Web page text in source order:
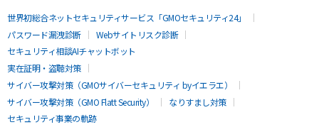
世界初総合ネットセキュリティサービス「GMOセキュリティ24」
パスワード漏洩診断
Webサイトリスク診断
セキュリティ相談AIチャットボット
実在証明・盗聴対策
サイバー攻撃対策（GMOサイバーセキュリティ byイエラエ）
サイバー攻撃対策（GMO Flatt Security）
なりすまし対策
セキュリティ事業の軌跡